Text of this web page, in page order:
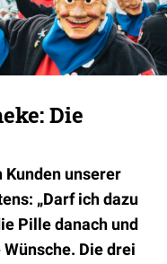
Die
unserer
„Darf ich dazu
Pille danach und
Die drei